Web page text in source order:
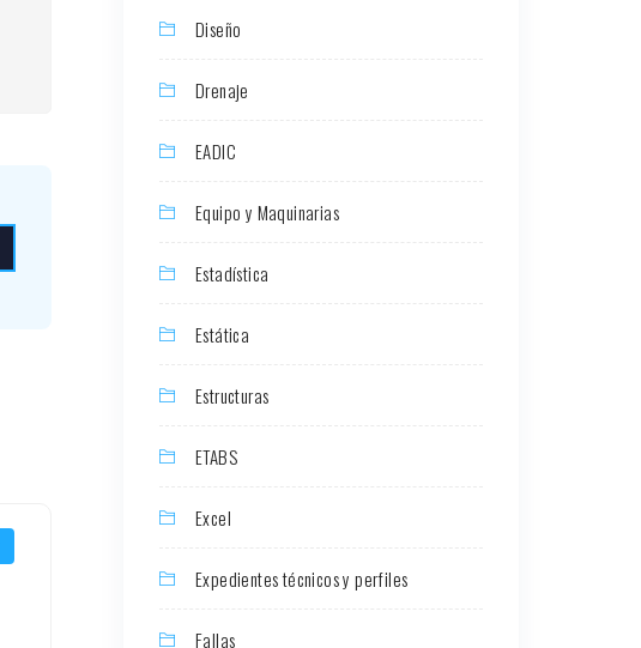
Diseño
Drenaje
EADIC
Equipo y Maquinarias
Estadística
Estática
Estructuras
ETABS
Excel
Expedientes técnicos y perfiles
Fallas